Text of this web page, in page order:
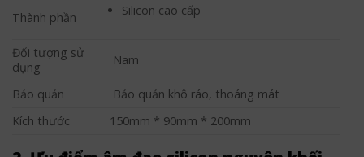
Thành phần Silicon cao cấp
Đối tượng sử
dụng
Nam
Bảo quản
Bảo quản khô ráo, thoáng mát
Kích thước
150mm * 90mm * 200mm